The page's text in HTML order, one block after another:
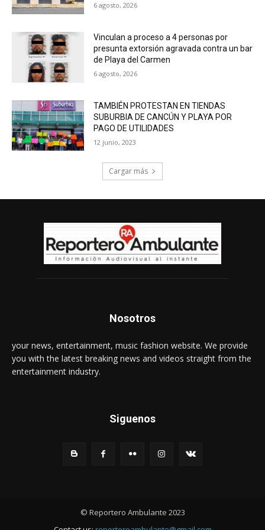
6 agosto, 2026
Vinculan a proceso a 4 personas por
presunta extorsión agravada contra un bar
de Playa del Carmen
6 agosto, 2026
TAMBIÉN PROTESTAN EN TIENDAS
SUBURBIA DE CANCÚN Y PLAYA POR
PAGO DE UTILIDADES
12 junio, 2023
Cargar más
Nosotros
your news, entertainment, music fashion website. We provide
you with the latest breaking news and videos straight from the
entertainment industry.
Siguenos
© Reportero Ambulante 2023